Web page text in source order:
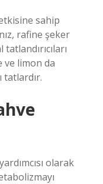
sahip
rafine şeker
ve limon da
tatlardır.
olarak